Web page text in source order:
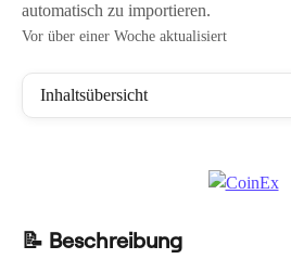
automatisch zu importieren.
Vor über einer Woche aktualisiert
Inhaltsübersicht
📝 Beschreibung